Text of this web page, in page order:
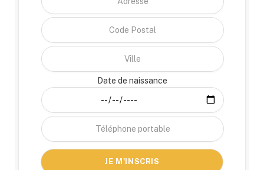
Date de naissance